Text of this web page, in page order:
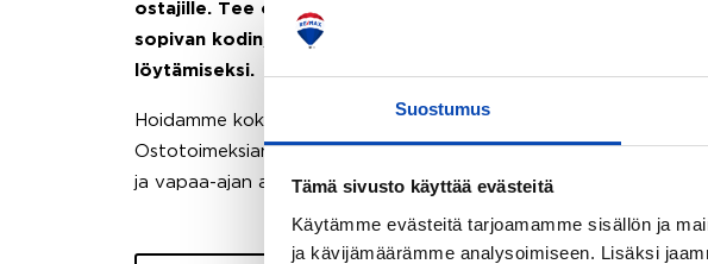
Suostumus
Tämä sivusto käyttää evästeitä
Käytämme evästeitä tarjoamamme sisällön ja
ja kävijämäärämme analysoimiseen. Lisäksi
ostajille. Tee ostotoimeksianto ja etsimme juuri sinulle
sopivan kodin, eikä sinun tarvitse nähdä vaivaa sen
löytämiseksi.
Hoidamme koko ostoprosessin puolestasi.
Ostotoimeksiantopalvelumme sopii myös esimerkiksi sijoitus-
ja vapaa-ajan asuntojen ostoon.